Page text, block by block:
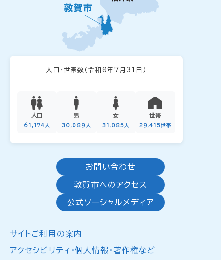
人口・世帯数 （令和8年7月31日）
人口
61,174人
男
30,089人
女
31,085人
世帯
29,415世帯
お問い合わせ
敦賀市へのアクセス
公式ソーシャルメディア
サイトご利用の案内
アクセシビリティ・個人情報・著作権など